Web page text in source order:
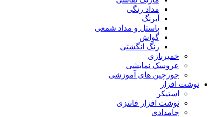
مداد رنگی
آبرنگ
پاستل و مداد شمعی
گواش
رنگ انگشتی
خمیربازی
عروسک نمایشی
جورچین های آموزشی
نوشت افزار
استیکر
نوشت افزار فانتزی
جامدادی